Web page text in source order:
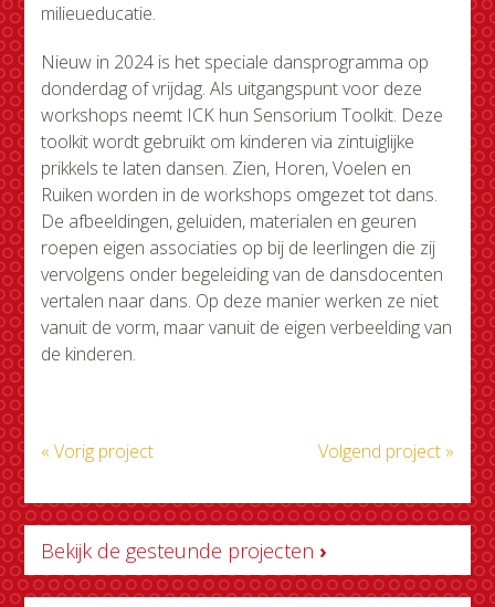
milieueducatie.
Nieuw in 2024 is het speciale dansprogramma op
donderdag of vrijdag. Als uitgangspunt voor deze
workshops neemt ICK hun Sensorium Toolkit. Deze
toolkit wordt gebruikt om kinderen via zintuiglijke
prikkels te laten dansen. Zien, Horen, Voelen en
Ruiken worden in de workshops omgezet tot dans.
De afbeeldingen, geluiden, materialen en geuren
roepen eigen associaties op bij de leerlingen die zij
vervolgens onder begeleiding van de dansdocenten
vertalen naar dans. Op deze manier werken ze niet
vanuit de vorm, maar vanuit de eigen verbeelding van
de kinderen.
« Vorig project Volgend project »
Bekijk de gesteunde projecten ›